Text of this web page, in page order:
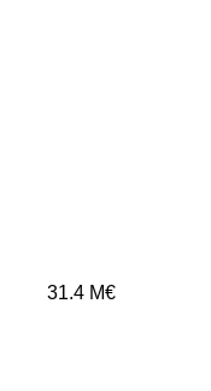
31.4 M€